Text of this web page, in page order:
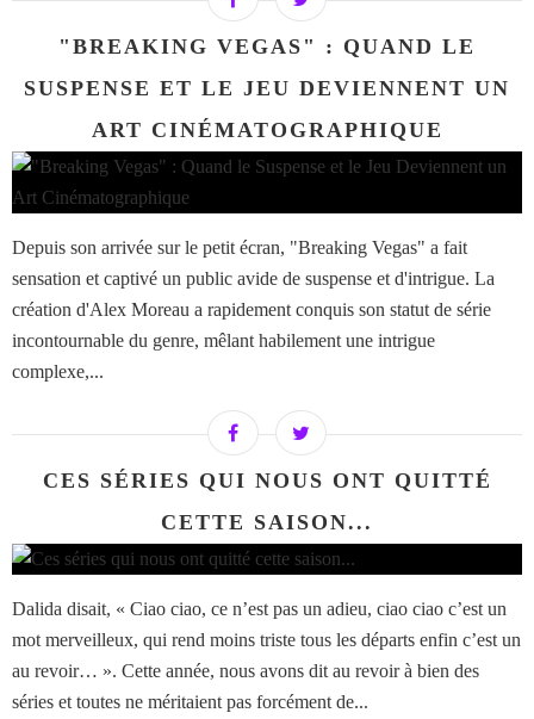
"BREAKING VEGAS" : QUAND LE
SUSPENSE ET LE JEU DEVIENNENT UN
ART CINÉMATOGRAPHIQUE
Depuis son arrivée sur le petit écran, "Breaking Vegas" a fait
sensation et captivé un public avide de suspense et d'intrigue. La
création d'Alex Moreau a rapidement conquis son statut de série
incontournable du genre, mêlant habilement une intrigue
complexe,...
CES SÉRIES QUI NOUS ONT QUITTÉ
CETTE SAISON...
Dalida disait, « Ciao ciao, ce n’est pas un adieu, ciao ciao c’est un
mot merveilleux, qui rend moins triste tous les départs enfin c’est un
au revoir… ». Cette année, nous avons dit au revoir à bien des
séries et toutes ne méritaient pas forcément de...